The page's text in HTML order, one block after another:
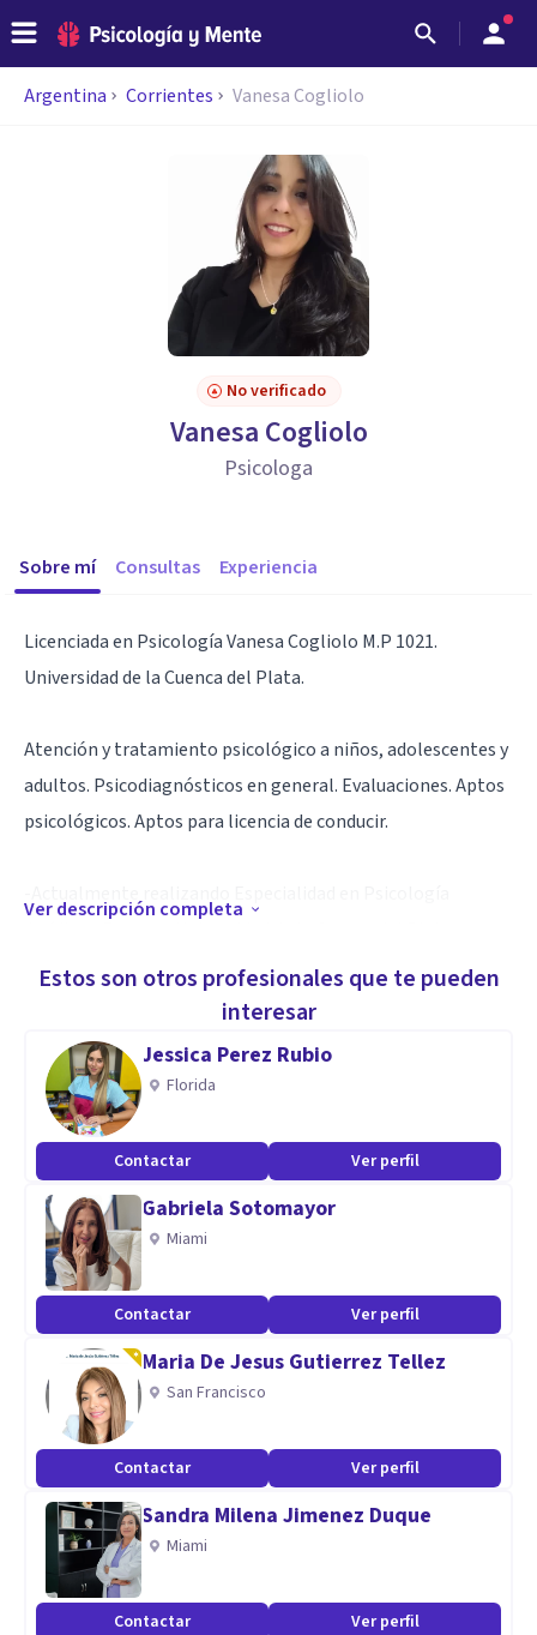
Argentina Corrientes Vanesa Cogliolo
No verificado
Vanesa Cogliolo
Psicologa
Sobre mí Consultas Experiencia
Licenciada en Psicología Vanesa Cogliolo M.P 1021.
Universidad de la Cuenca del Plata.
Atención y tratamiento psicológico a niños, adolescentes y
adultos. Psicodiagnósticos en general. Evaluaciones. Aptos
psicológicos. Aptos para licencia de conducir.
-Curso de Posgrado en Psicooncología. AMA. Asociación
Médica Argentina. 2019.
-Evaluación Neuropsicológica en niños. Online. 2019.
-Evaluación Neuropsicológica en adultos. Online. 2019.
-Diplomada en Atención y Tratamiento del Consumo
Problemático, Adicciones. Universidad de la Cuenca del
Plata. 2017.
-Las Psicosis bajo transferencia: autismo. Instituto Oscar
Massotta. 2017.
Aptitudes
Psicoanálisis. Atención a niños adolescentes y adultos.
Atención a pacientes con cáncer. Psiooncología
Ver descripción completa
Estos son otros profesionales que te pueden
interesar
Jessica Perez Rubio
Florida
Contactar Ver perfil
Gabriela Sotomayor
Miami
Contactar Ver perfil
Maria De Jesus Gutierrez Tellez
San Francisco
Contactar Ver perfil
Sandra Milena Jimenez Duque
Miami
Contactar Ver perfil